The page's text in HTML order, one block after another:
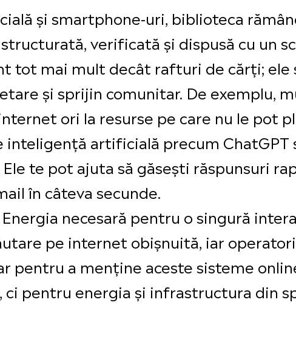
și smartphone-uri, biblioteca
verificată și dispusă cu un
tot mai mult decât rafturi de cărți; ele
și sprijin comunitar. De exemplu,
ori la resurse pe care nu le pot
inteligență artificială precum
te pot ajuta să găsești răspunsuri
în câteva secunde.
necesară pentru o singură
pe internet obișnuită, iar
pentru a menține aceste sisteme
pentru energia și infrastructura din